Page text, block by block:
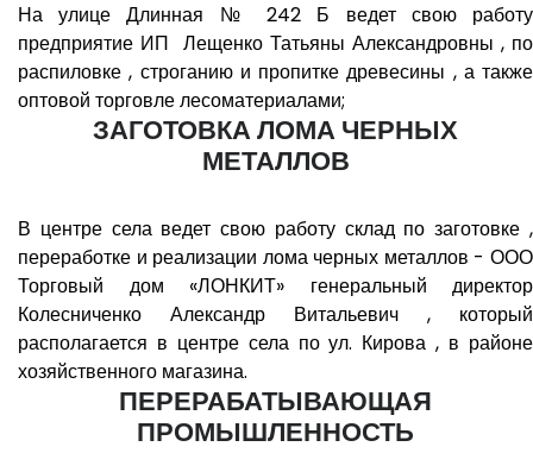
На улице Длинная № 242 Б ведет свою работу
предприятие ИП Лещенко Татьяны Александровны , по
распиловке , строганию и пропитке древесины , а также
оптовой торговле лесоматериалами;
ЗАГОТОВКА ЛОМА ЧЕРНЫХ
МЕТАЛЛОВ
В центре села ведет свою работу склад по заготовке ,
переработке и реализации лома черных металлов - ООО
Торговый дом «ЛОНКИТ» генеральный директор
Колесниченко Александр Витальевич , который
располагается в центре села по ул. Кирова , в районе
хозяйственного магазина.
ПЕРЕРАБАТЫВАЮЩАЯ
ПРОМЫШЛЕННОСТЬ